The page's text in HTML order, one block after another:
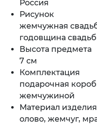
Россия
Рисунок
жемчужная
годовщина
Высота предмета
7 см
Комплектация
подарочная
жемчужиной
Материал изделия
олово, жемчуг,